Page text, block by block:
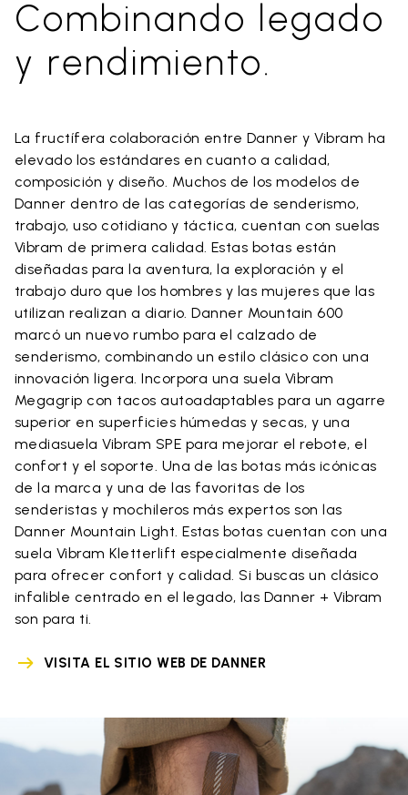
Combinando legado
y rendimiento.
La fructífera colaboración entre Danner y Vibram ha
elevado los estándares en cuanto a calidad,
composición y diseño. Muchos de los modelos de
Danner dentro de las categorías de senderismo,
trabajo, uso cotidiano y táctica, cuentan con suelas
Vibram de primera calidad. Estas botas están
diseñadas para la aventura, la exploración y el
trabajo duro que los hombres y las mujeres que las
utilizan realizan a diario. Danner Mountain 600
marcó un nuevo rumbo para el calzado de
senderismo, combinando un estilo clásico con una
innovación ligera. Incorpora una suela Vibram
Megagrip con tacos autoadaptables para un agarre
superior en superficies húmedas y secas, y una
mediasuela Vibram SPE para mejorar el rebote, el
confort y el soporte. Una de las botas más icónicas
de la marca y una de las favoritas de los
senderistas y mochileros más expertos son las
Danner Mountain Light. Estas botas cuentan con una
suela Vibram Kletterlift especialmente diseñada
para ofrecer confort y calidad. Si buscas un clásico
infalible centrado en el legado, las Danner + Vibram
son para ti.
VISITA EL SITIO WEB DE DANNER